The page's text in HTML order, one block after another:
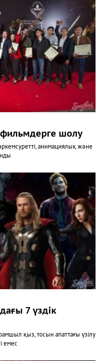
фильмдерге шолу
анимациялық және
7 үздік
қыз, тосын апаттағы үзілу
емес